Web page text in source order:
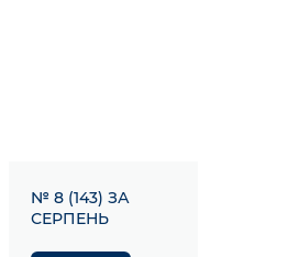
№ 8 (143) ЗА
СЕРПЕНЬ